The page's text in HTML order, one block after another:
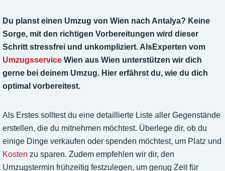
Du planst einen Umzug von Wien nach Antalya? Keine
Sorge, mit den richtigen Vorbereitungen wird dieser
Schritt stressfrei und unkompliziert. AlsExperten vom
Umzugsservice Wien aus Wien unterstützen wir dich
gerne bei deinem Umzug. Hier erfährst du, wie du dich
optimal vorbereitest.
Als Erstes solltest du eine detaillierte Liste aller Gegenstände
erstellen, die du mitnehmen möchtest. Überlege dir, ob du
einige Dinge verkaufen oder spenden möchtest, um Platz und
Kosten zu sparen. Zudem empfehlen wir dir, den
Umzugstermin frühzeitig festzulegen, um genug Zeit für